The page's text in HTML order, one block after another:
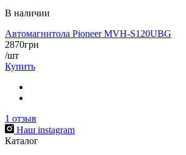
В наличии
Автомагнитола Pioneer MVH-S120UBG
2870грн
/шт
Купить
1 отзыв
Наш instagram
Каталог